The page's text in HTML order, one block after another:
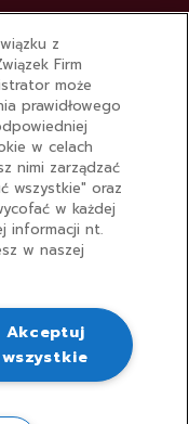
Osobowych,
Innych
Fundacji oraz
Opieki
przez Sąd
w Warszawie, XII
381540557,
z
Firm
może
prawidłowego
w celach
nimi zarządzać
wszystkie" oraz
w każdej
informacji nt.
w naszej
Akceptuj
wszystkie